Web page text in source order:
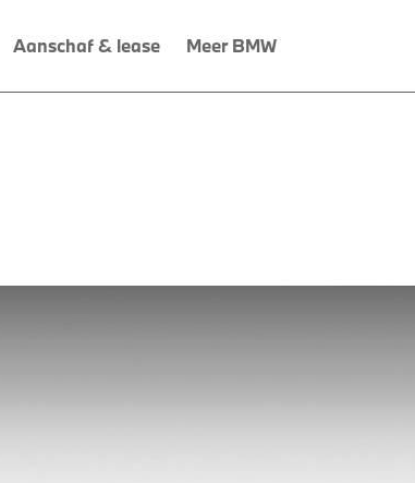
Aanschaf & lease Meer BMW